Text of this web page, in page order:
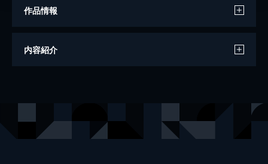
作品情報
著者
内容紹介